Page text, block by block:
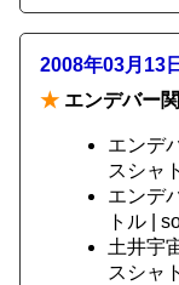
2008年03月13
★ エンデバー
エンデ
スシャ
エンデ
トル |
土井宇
スシャ